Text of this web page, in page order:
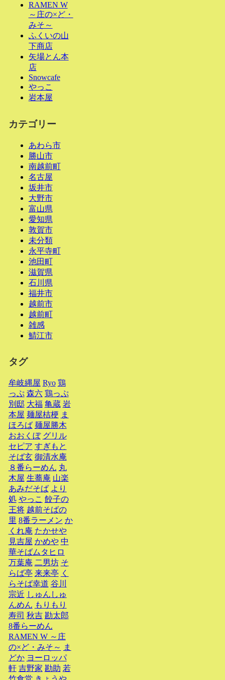
RAMEN W
～庄の×ど・
みそ～
ふくいの山
下商店
矢場とん本
店
Snowcafe
やっこ
岩本屋
カテゴリー
あわら市
勝山市
南越前町
名古屋
坂井市
大野市
富山県
愛知県
敦賀市
未分類
永平寺町
池田町
滋賀県
石川県
福井市
越前市
越前町
雑感
鯖江市
タグ
牟岐縄屋 Ryo 鶏
っぷ 森六 鶏っぷ
別邸 大福 亀蔵 岩
本屋 麺屋桔梗 ま
ほろば 麺屋勝木
おおくぼ グリル
セピア すぎもと
そば玄 御清水庵
８番らーめん 丸
木屋 生蕎庵 山楽
あみだそば より
処 やっこ 餃子の
王将 越前そばの
里 8番ラーメン か
くれ庵 たかせや
見吉屋 かめや 中
華そばムタヒロ
万葉庵 二男坊 そ
らば亭 来来亭 く
らそば幸道 谷川
宗近 しゅんしゅ
んめん もりもり
寿司 秋吉 勘太郎
8番らーめん
RAMEN W ～庄
の×ど・みそ～ ま
どか ヨーロッパ
軒 吉野家 勘助 若